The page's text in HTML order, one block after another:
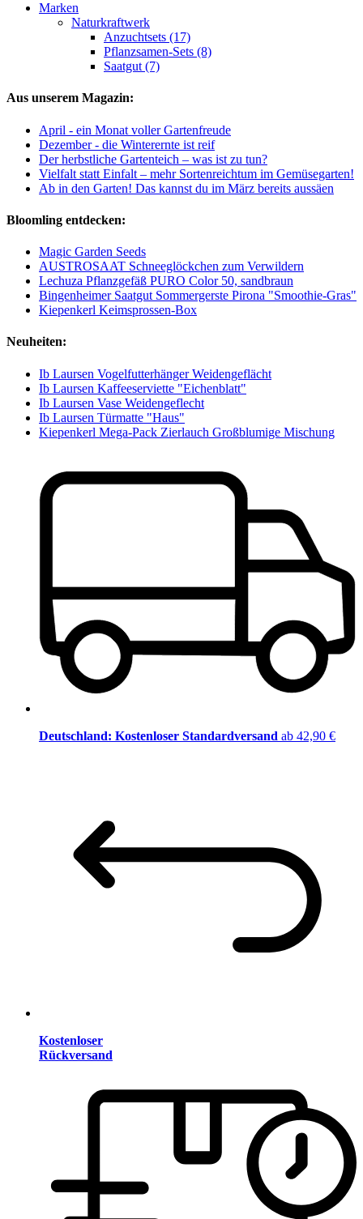
Marken
Naturkraftwerk
Anzuchtsets (17)
Pflanzsamen-Sets (8)
Saatgut (7)
Aus unserem Magazin:
April - ein Monat voller Gartenfreude
Dezember - die Winterernte ist reif
Der herbstliche Gartenteich – was ist zu tun?
Vielfalt statt Einfalt – mehr Sortenreichtum im Gemüsegarten!
Ab in den Garten! Das kannst du im März bereits aussäen
Bloomling entdecken:
Magic Garden Seeds
AUSTROSAAT Schneeglöckchen zum Verwildern
Lechuza Pflanzgefäß PURO Color 50, sandbraun
Bingenheimer Saatgut Sommergerste Pirona "Smoothie-Gras"
Kiepenkerl Keimsprossen-Box
Neuheiten:
Ib Laursen Vogelfutterhänger Weidengeflächt
Ib Laursen Kaffeeserviette "Eichenblatt"
Ib Laursen Vase Weidengeflecht
Ib Laursen Türmatte "Haus"
Kiepenkerl Mega-Pack Zierlauch Großblumige Mischung
Deutschland: Kostenloser Standardversand ab 42,90 €
Kostenloser
Rückversand